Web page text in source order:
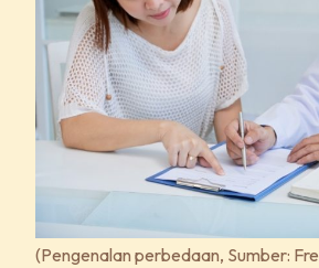
(Pengenalan perbedaan, Sumber: